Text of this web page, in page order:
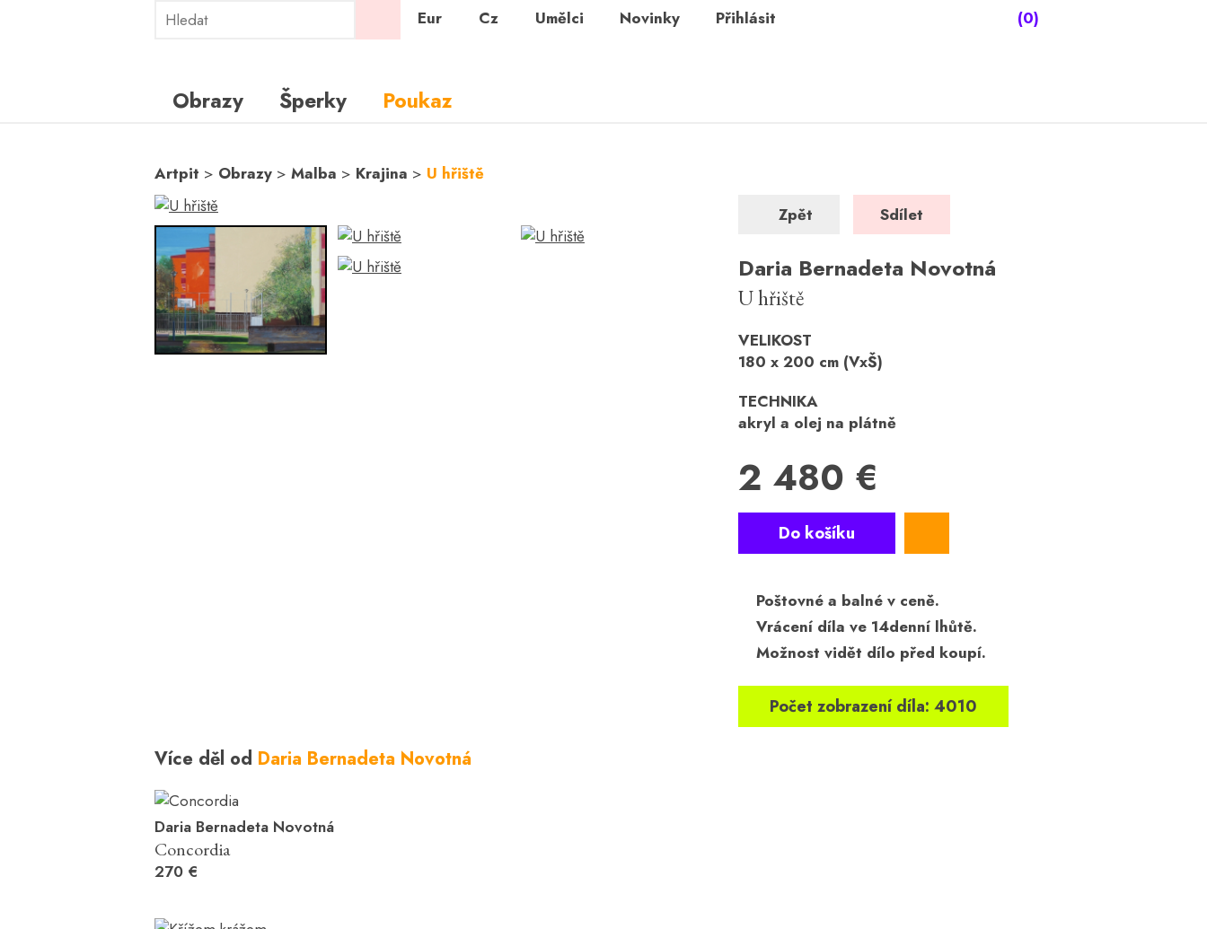
(0)
Eur Cz Umělci Novinky Přihlásit
Obrazy Šperky Poukaz
Artpit > Obrazy > Malba > Krajina > U hřiště
Zpět
Sdílet
Daria Bernadeta Novotná
U hřiště
VELIKOST
180 x 200 cm (VxŠ)
TECHNIKA
akryl a olej na plátně
2 480 €
Poštovné a balné v ceně.
Vrácení díla ve 14denní lhůtě.
Možnost vidět dílo před koupí.
Počet zobrazení díla: 4010
Více děl od Daria Bernadeta Novotná
Daria Bernadeta Novotná
Concordia
270 €